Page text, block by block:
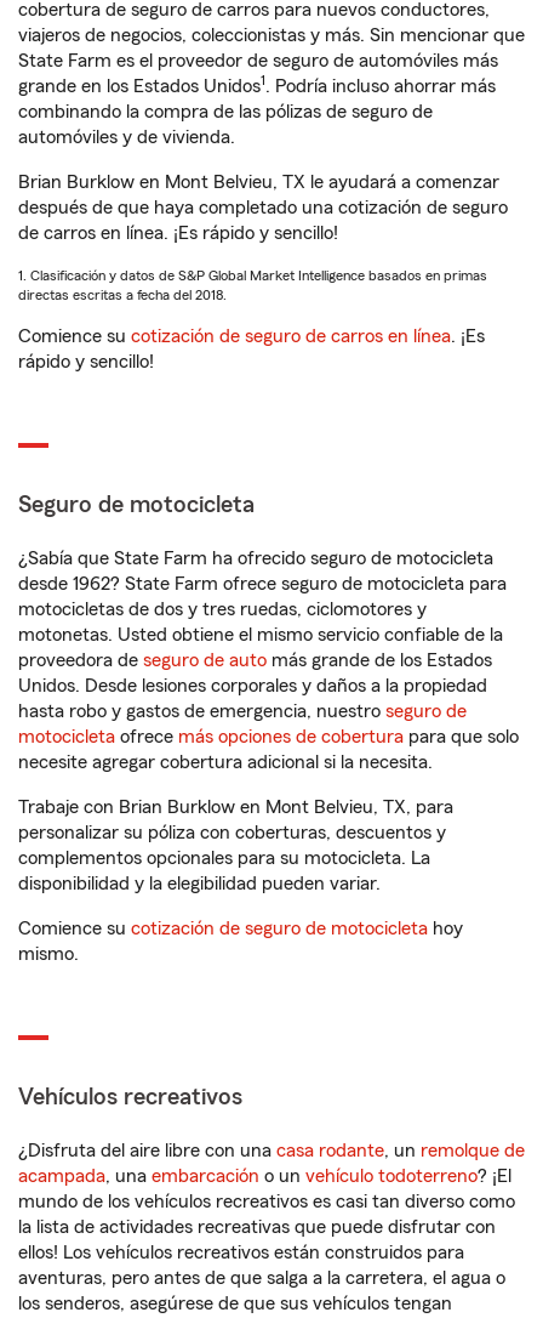
cobertura de seguro de carros para nuevos conductores,
viajeros de negocios, coleccionistas y más. Sin mencionar que
State Farm es el proveedor de seguro de automóviles más
grande en los Estados Unidos1. Podría incluso ahorrar más
combinando la compra de las pólizas de seguro de
automóviles y de vivienda.
Brian Burklow en Mont Belvieu, TX le ayudará a comenzar
después de que haya completado una cotización de seguro
de carros en línea. ¡Es rápido y sencillo!
1. Clasificación y datos de S&P Global Market Intelligence basados en primas
directas escritas a fecha del 2018.
Comience su cotización de seguro de carros en línea. ¡Es
rápido y sencillo!
Seguro de motocicleta
¿Sabía que State Farm ha ofrecido seguro de motocicleta
desde 1962? State Farm ofrece seguro de motocicleta para
motocicletas de dos y tres ruedas, ciclomotores y
motonetas. Usted obtiene el mismo servicio confiable de la
proveedora de seguro de auto más grande de los Estados
Unidos. Desde lesiones corporales y daños a la propiedad
hasta robo y gastos de emergencia, nuestro seguro de
motocicleta ofrece más opciones de cobertura para que solo
necesite agregar cobertura adicional si la necesita.
Trabaje con Brian Burklow en Mont Belvieu, TX, para
personalizar su póliza con coberturas, descuentos y
complementos opcionales para su motocicleta. La
disponibilidad y la elegibilidad pueden variar.
Comience su cotización de seguro de motocicleta hoy
mismo.
Vehículos recreativos
¿Disfruta del aire libre con una casa rodante, un remolque de
acampada, una embarcación o un vehículo todoterreno? ¡El
mundo de los vehículos recreativos es casi tan diverso como
la lista de actividades recreativas que puede disfrutar con
ellos! Los vehículos recreativos están construidos para
aventuras, pero antes de que salga a la carretera, el agua o
los senderos, asegúrese de que sus vehículos tengan